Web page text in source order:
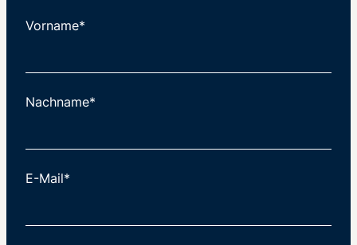
Vorname*
Nachname*
E-Mail*